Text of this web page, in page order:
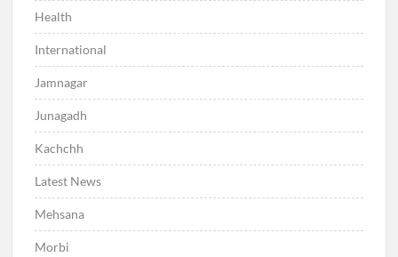
Health
International
Jamnagar
Junagadh
Kachchh
Latest News
Mehsana
Morbi